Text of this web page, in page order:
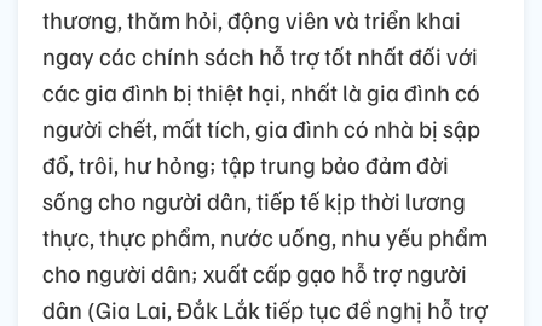
thương, thăm hỏi, động viên và triển khai
ngay các chính sách hỗ trợ tốt nhất đối với
các gia đình bị thiệt hại, nhất là gia đình có
người chết, mất tích, gia đình có nhà bị sập
đổ, trôi, hư hỏng; tập trung bảo đảm đời
sống cho người dân, tiếp tế kịp thời lương
thực, thực phẩm, nước uống, nhu yếu phẩm
cho người dân; xuất cấp gạo hỗ trợ người
dân (Gia Lai, Đắk Lắk tiếp tục đề nghị hỗ trợ